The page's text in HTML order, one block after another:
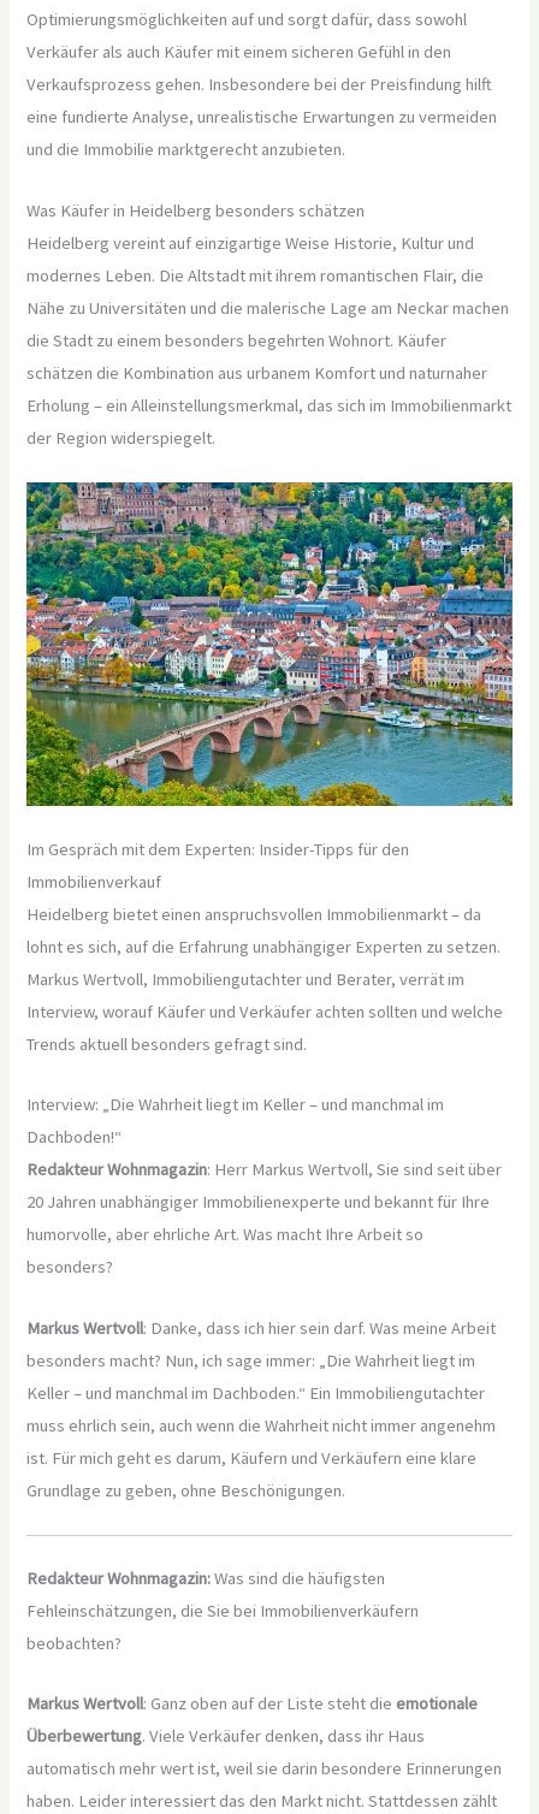
Optimierungsmöglichkeiten auf und sorgt dafür, dass sowohl
Verkäufer als auch Käufer mit einem sicheren Gefühl in den
Verkaufsprozess gehen. Insbesondere bei der Preisfindung hilft
eine fundierte Analyse, unrealistische Erwartungen zu vermeiden
und die Immobilie marktgerecht anzubieten.
Was Käufer in Heidelberg besonders schätzen
Heidelberg vereint auf einzigartige Weise Historie, Kultur und
modernes Leben. Die Altstadt mit ihrem romantischen Flair, die
Nähe zu Universitäten und die malerische Lage am Neckar machen
die Stadt zu einem besonders begehrten Wohnort. Käufer
schätzen die Kombination aus urbanem Komfort und naturnaher
Erholung – ein Alleinstellungsmerkmal, das sich im Immobilienmarkt
der Region widerspiegelt.
Im Gespräch mit dem Experten: Insider-Tipps für den
Immobilienverkauf
Heidelberg bietet einen anspruchsvollen Immobilienmarkt – da
lohnt es sich, auf die Erfahrung unabhängiger Experten zu setzen.
Markus Wertvoll, Immobiliengutachter und Berater, verrät im
Interview, worauf Käufer und Verkäufer achten sollten und welche
Trends aktuell besonders gefragt sind.
Interview: „Die Wahrheit liegt im Keller – und manchmal im
Dachboden!“
Redakteur Wohnmagazin: Herr Markus Wertvoll, Sie sind seit über
20 Jahren unabhängiger Immobilienexperte und bekannt für Ihre
humorvolle, aber ehrliche Art. Was macht Ihre Arbeit so
besonders?
Markus Wertvoll: Danke, dass ich hier sein darf. Was meine Arbeit
besonders macht? Nun, ich sage immer: „Die Wahrheit liegt im
Keller – und manchmal im Dachboden.“ Ein Immobiliengutachter
muss ehrlich sein, auch wenn die Wahrheit nicht immer angenehm
ist. Für mich geht es darum, Käufern und Verkäufern eine klare
Grundlage zu geben, ohne Beschönigungen.
Redakteur Wohnmagazin:Was sind die häufigsten
Fehleinschätzungen, die Sie bei Immobilienverkäufern
beobachten?
Markus Wertvoll: Ganz oben auf der Liste steht die emotionale
Überbewertung. Viele Verkäufer denken, dass ihr Haus
automatisch mehr wert ist, weil sie darin besondere Erinnerungen
haben. Leider interessiert das den Markt nicht. Stattdessen zählt